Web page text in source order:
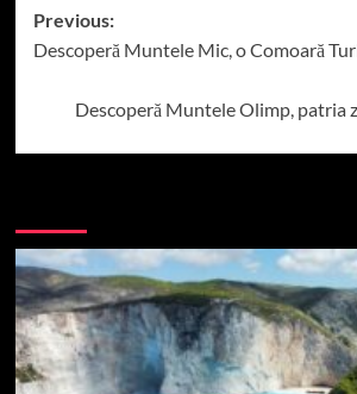
Post
navigation
Previous:
Descoperă Muntele Mic, o Comoară
Descoperă Muntele Olimp, patria